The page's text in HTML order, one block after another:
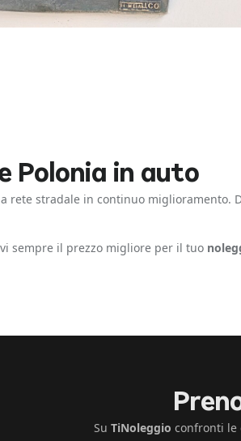
Polonia in auto
rete stradale in continuo miglioramento.
sempre il prezzo migliore per il tuo
Su TiNoleggio confronti le